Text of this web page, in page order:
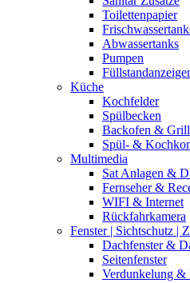
Toilettenpapier
Abwassertanks
Pumpen
Küche
Kochfelder
Spülbecken
Backofen & Grill
Spül- &
Multimedia
Sat Anlagen &
Fernseher &
WIFI & Internet
Rückfahrkamera
Fenster | Sichtschutz |
Dachfenster &
Seitenfenster
Verdunkelung &